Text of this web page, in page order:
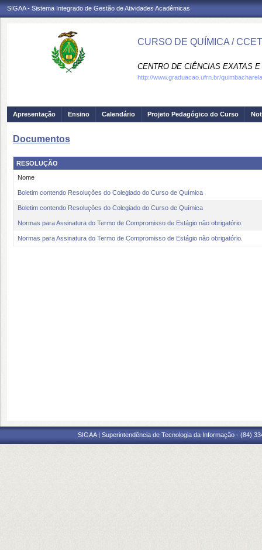
SIGAA - Sistema Integrado de Gestão de Atividades Acadêmicas
CURSO DE QUÍMICA / CCET
CENTRO DE CIÊNCIAS EXATAS
http://www.graduacao.ufrn.br/
Apresentação Ensino Calendário Projeto Pedagógico do Curso
Documentos
RESOLUÇÃO
Nome
Boletim contendo Resoluções do Colegiado do Curso de Química
Boletim contendo Resoluções do Colegiado do Curso de Química
Normas para Assinatura do Termo de Compromisso de Estágio não obrigatório.
Normas para Assinatura do Termo de Compromisso de Estágio não obrigatório.
SIGAA | Superintendência de Tecnologia da Informação - (84)